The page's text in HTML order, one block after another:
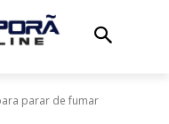
parar de fumar